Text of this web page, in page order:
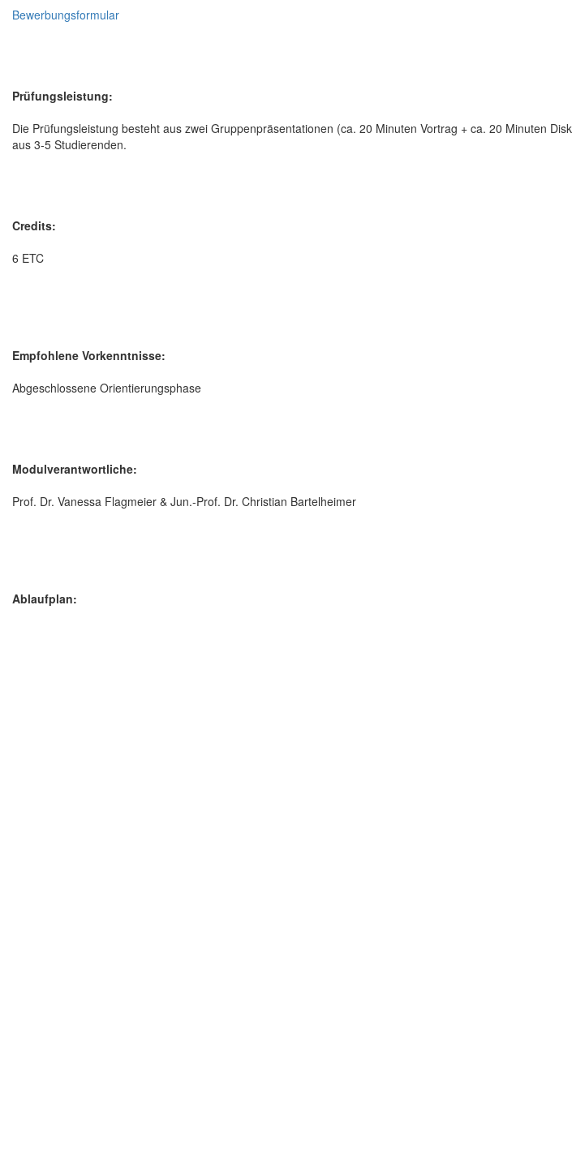
Bewerbungsformular
Prüfungsleistung:
Die Prüfungsleistung besteht aus zwei Gruppenpräsentationen (ca. 20 Minuten Vortrag + ca. 20 Minuten
aus 3-5 Studierenden.
Credits:
6 ETC
Empfohlene Vorkenntnisse:
Abgeschlossene Orientierungsphase
Modulverantwortliche:
Prof. Dr. Vanessa Flagmeier & Jun.-Prof. Dr. Christian Bartelheimer
Ablaufplan: